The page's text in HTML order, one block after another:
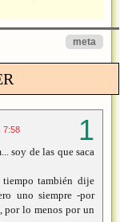
meta
7:58
soy de las que saca
también dije
uno siempre -por
por lo menos por un